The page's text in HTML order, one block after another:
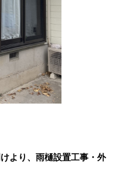
より、雨樋設置工事・外